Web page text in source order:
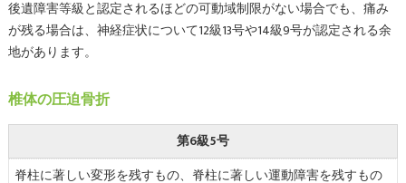
後遺障害等級と認定されるほどの可動域制限がない場合でも、痛み
が残る場合は、神経症状について12級13号や14級9号が認定される余
地があります。
椎体の圧迫骨折
第6級5号
脊柱に著しい変形を残すもの、脊柱に著しい運動障害を残すもの